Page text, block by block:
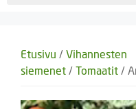
Etusivu / Vihannesten
siemenet / Tomaatit /